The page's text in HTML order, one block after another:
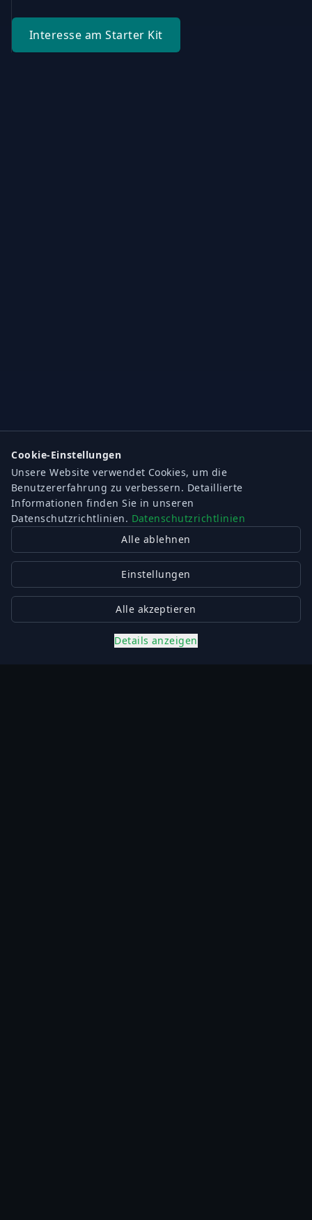
Interesse am Starter Kit
Cookie-Einstellungen
Unsere Website verwendet Cookies, um die
Benutzererfahrung zu verbessern. Detaillierte
Informationen finden Sie in unseren
Datenschutzrichtlinien. Datenschutzrichtlinien
Alle ablehnen
Einstellungen
Alle akzeptieren
Details anzeigen